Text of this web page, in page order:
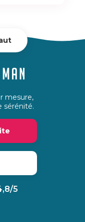
mesure,
sérénité.
/5